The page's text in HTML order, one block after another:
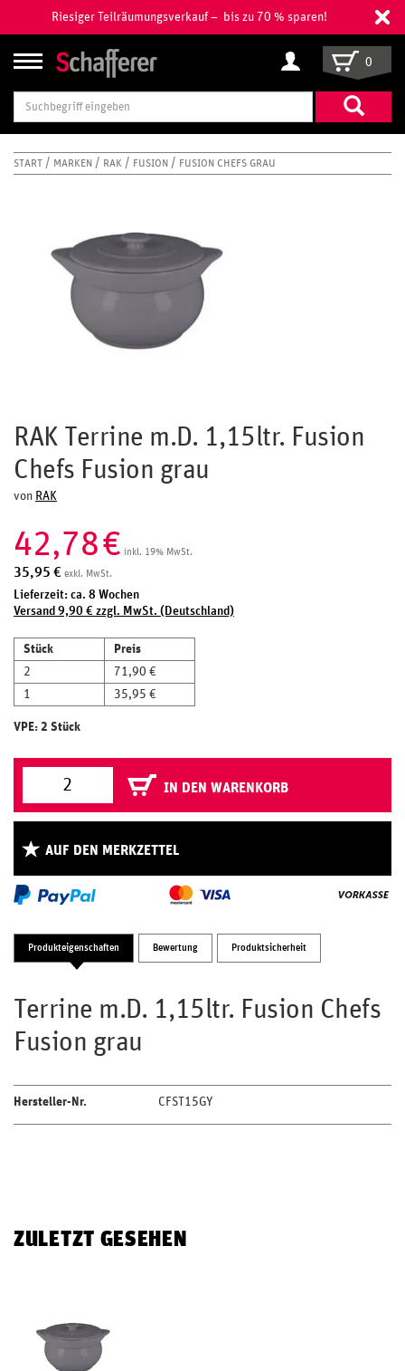
Riesiger Teilräumungsverkauf – bis zu 70 % sparen!
Suchbegriff
eingeben
0
START MARKEN RAK FUSION FUSION CHEFS GRAU
RAK Terrine m.D. 1,15ltr. Fusion
Chefs Fusion grau
von RAK
42,78€ inkl. 19% MwSt.
35,95 € exkl. MwSt.
Lieferzeit: ca. 8 Wochen
Versand 9,90 € zzgl. MwSt. (Deutschland)
Stück
Preis
2
71,90 €
1
35,95 €
VPE: 2 Stück
IN DEN WARENKORB
AUF DEN MERKZETTEL
Produkteigenschaften Bewertung Produktsicherheit
Terrine m.D. 1,15ltr. Fusion Chefs
Fusion grau
Hersteller-Nr. CFST15GY
ZULETZT GESEHEN